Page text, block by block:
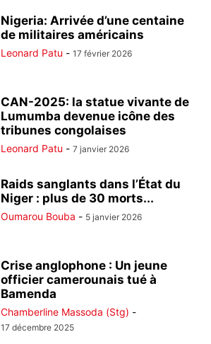
Nigeria: Arrivée d’une centaine
de militaires américains
Leonard Patu - 17 février 2026
CAN-2025: la statue vivante de
Lumumba devenue icône des
tribunes congolaises
Leonard Patu - 7 janvier 2026
Raids sanglants dans l’État du
Niger : plus de 30 morts...
Oumarou Bouba - 5 janvier 2026
Crise anglophone : Un jeune
officier camerounais tué à
Bamenda
Chamberline Massoda (Stg) -
17 décembre 2025